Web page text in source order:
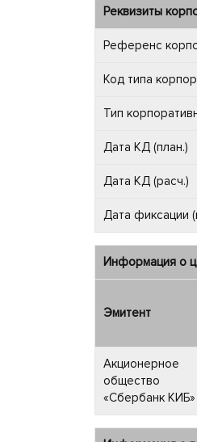
Реквизиты
Референс
Код типа
Тип
Дата КД (план.)
Дата КД (расч.)
Дата фиксации
Информация о
Эмитент
Акционерное
общество
«Сбербанк КИБ»